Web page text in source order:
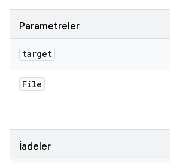
Parametreler
target
File
İadeler